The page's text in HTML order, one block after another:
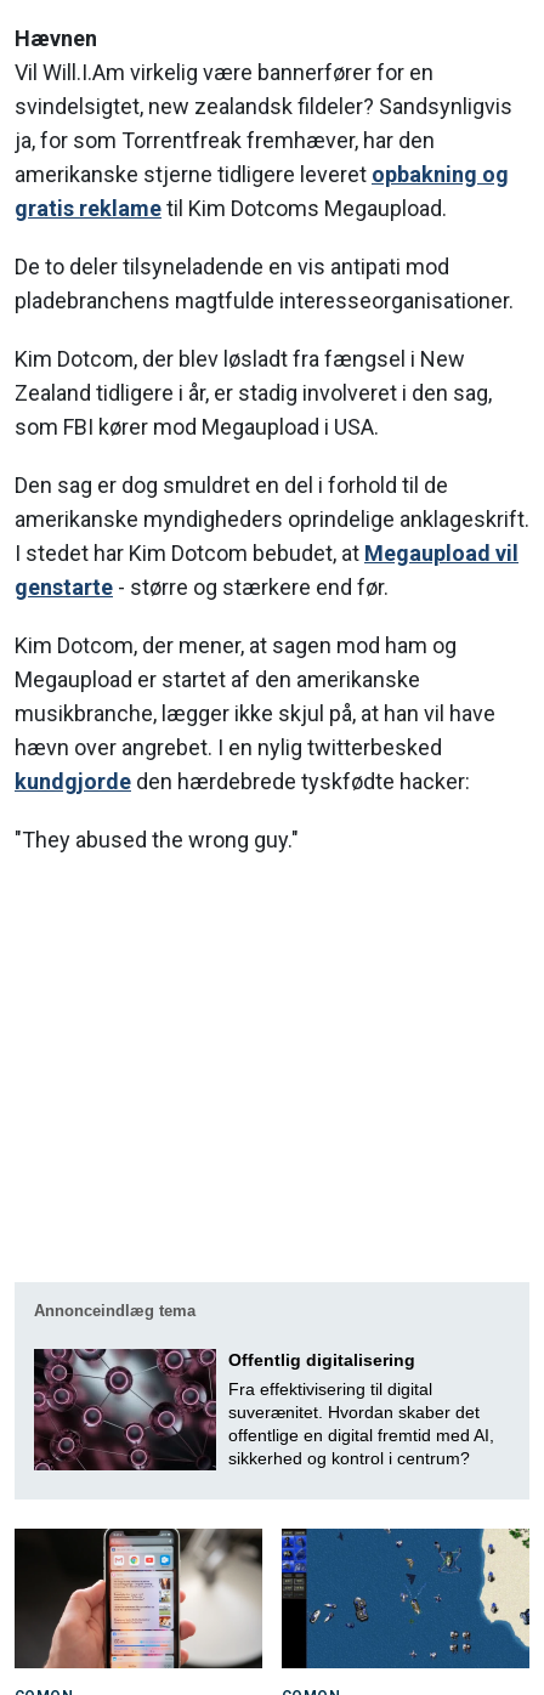
Hævnen
Vil Will.I.Am virkelig være bannerfører for en
svindelsigtet, new zealandsk fildeler? Sandsynligvis
ja, for som Torrentfreak fremhæver, har den
amerikanske stjerne tidligere leveret opbakning og
gratis reklametil Kim Dotcoms Megaupload.
De to deler tilsyneladende en vis antipati mod
pladebranchens magtfulde interesseorganisationer.
Kim Dotcom, der blev løsladt fra fængsel i New
Zealand tidligere i år, er stadig involveret i den sag,
som FBI kører mod Megaupload i USA.
Den sag er dog smuldret en del i forhold til de
amerikanske myndigheders oprindelige anklageskrift.
I stedet har Kim Dotcom bebudet, at Megaupload vil
genstarte - større og stærkere end før.
Kim Dotcom, der mener, at sagen mod ham og
Megaupload er startet af den amerikanske
musikbranche, lægger ikke skjul på, at han vil have
hævn over angrebet. I en nylig twitterbesked
kundgjorde den hærdebrede tyskfødte hacker:
"They abused the wrong guy."
Annonceindlæg tema
Offentlig digitalisering
Fra effektivisering til digital
suverænitet. Hvordan skaber det
offentlige en digital fremtid med AI,
sikkerhed og kontrol i centrum?